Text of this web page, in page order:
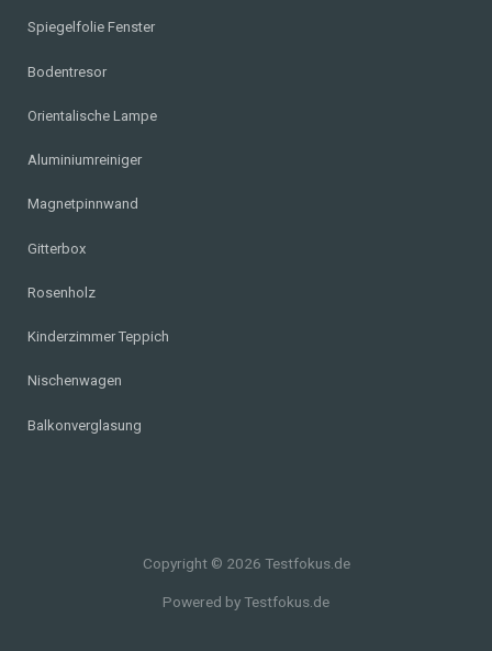
Spiegelfolie Fenster
Bodentresor
Orientalische Lampe
Aluminiumreiniger
Magnetpinnwand
Gitterbox
Rosenholz
Kinderzimmer Teppich
Nischenwagen
Balkonverglasung
Copyright © 2026 Testfokus.de
Powered by Testfokus.de